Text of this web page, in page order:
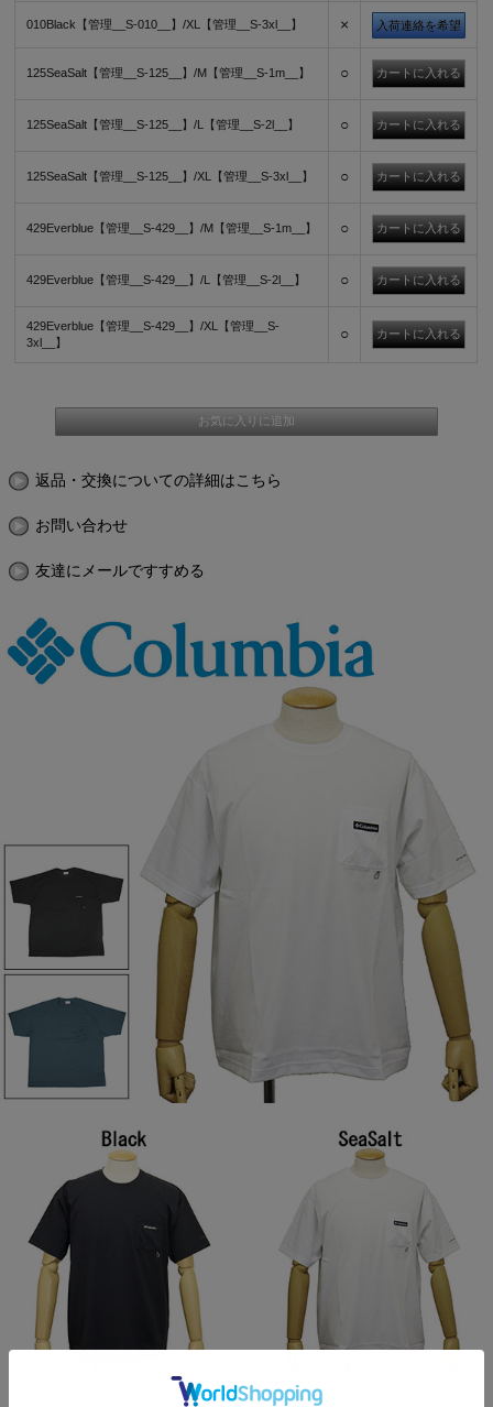
010Black【管理__S-010__】/XL【管理__S-3xl__】 × 入荷連絡を希望
125SeaSalt【管理__S-125__】/M【管理__S-1m__】 ○
125SeaSalt【管理__S-125__】/L【管理__S-2l__】 ○
125SeaSalt【管理__S-125__】/XL【管理__S-3xl__】 ○
429Everblue【管理__S-429__】/M【管理__S-1m__】 ○
429Everblue【管理__S-429__】/L【管理__S-2l__】 ○
429Everblue【管理__S-429__】/XL【管理__S-
3xl__】
○
返品・交換についての詳細はこちら
お問い合わせ
友達にメールですすめる